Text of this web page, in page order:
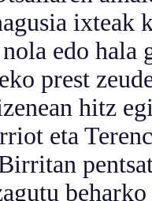
ixteak
edo hala
prest
hitz
eta